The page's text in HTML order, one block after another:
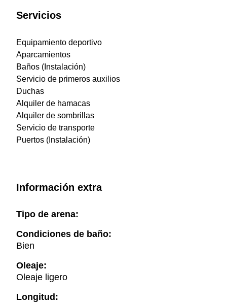
Servicios
Equipamiento deportivo
Aparcamientos
Baños (Instalación)
Servicio de primeros auxilios
Duchas
Alquiler de hamacas
Alquiler de sombrillas
Servicio de transporte
Puertos (Instalación)
Información extra
Tipo de arena:
Condiciones de baño:
Bien
Oleaje:
Oleaje ligero
Longitud: